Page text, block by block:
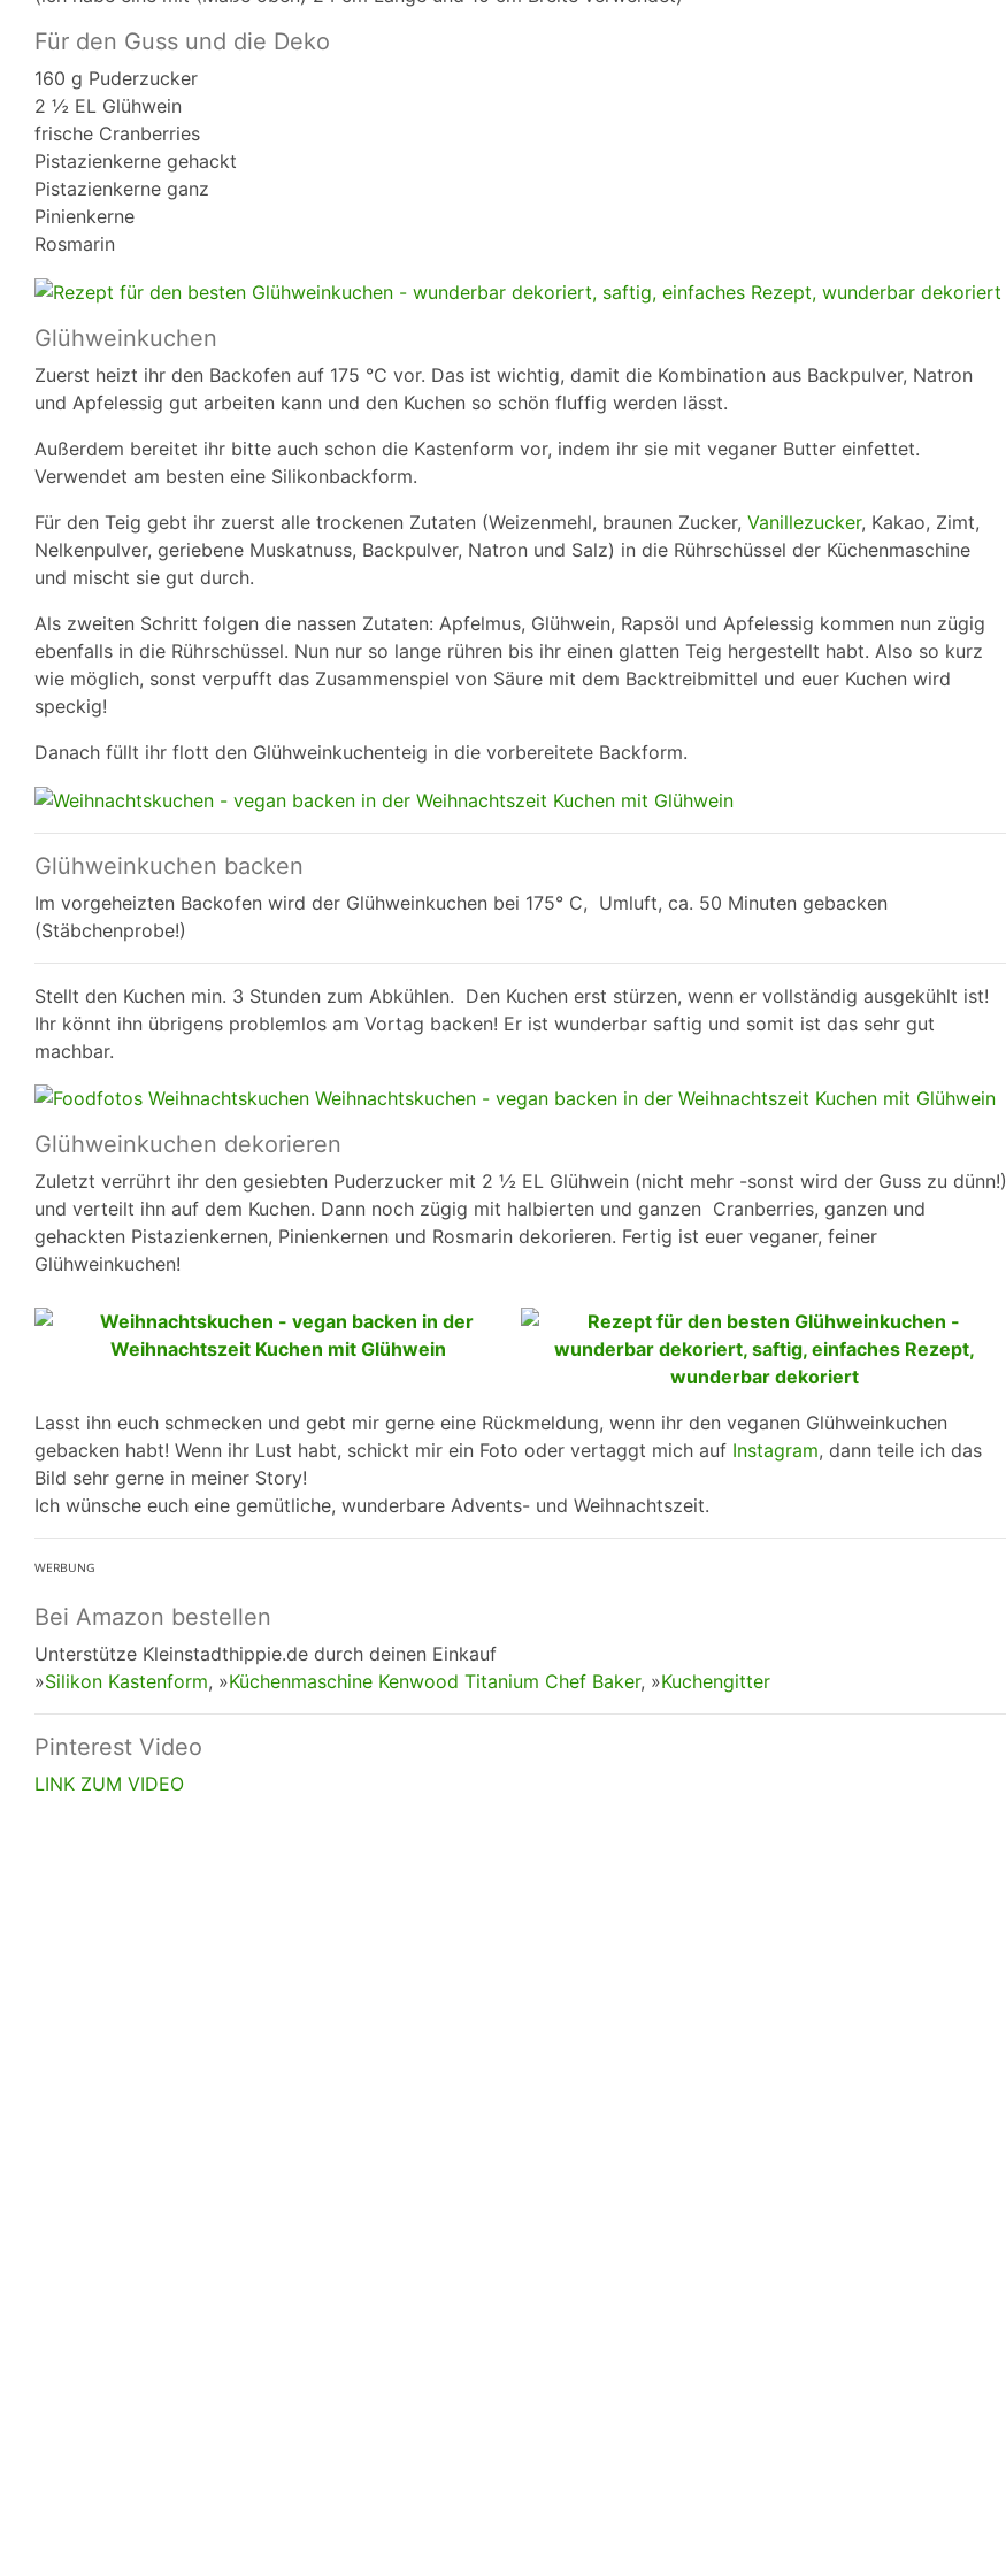
Für den Guss und die Deko
160 g Puderzucker
2 ½ EL Glühwein
frische Cranberries
Pistazienkerne gehackt
Pistazienkerne ganz
Pinienkerne
Rosmarin
Glühweinkuchen
Zuerst heizt ihr den Backofen auf 175 °C vor. Das ist wichtig, damit die Kombination aus Backpulver, Natron
und Apfelessig gut arbeiten kann und den Kuchen so schön fluffig werden lässt.
Außerdem bereitet ihr bitte auch schon die Kastenform vor, indem ihr sie mit veganer Butter einfettet.
Verwendet am besten eine Silikonbackform.
Für den Teig gebt ihr zuerst alle trockenen Zutaten (Weizenmehl, braunen Zucker, Vanillezucker, Kakao, Zimt,
Nelkenpulver, geriebene Muskatnuss, Backpulver, Natron und Salz) in die Rührschüssel der Küchenmaschine
und mischt sie gut durch.
Als zweiten Schritt folgen die nassen Zutaten: Apfelmus, Glühwein, Rapsöl und Apfelessig kommen nun zügig
ebenfalls in die Rührschüssel. Nun nur so lange rühren bis ihr einen glatten Teig hergestellt habt. Also so kurz
wie möglich, sonst verpufft das Zusammenspiel von Säure mit dem Backtreibmittel und euer Kuchen wird
speckig!
Danach füllt ihr flott den Glühweinkuchenteig in die vorbereitete Backform.
Glühweinkuchen backen
Im vorgeheizten Backofen wird der Glühweinkuchen bei 175° C, Umluft, ca. 50 Minuten gebacken
(Stäbchenprobe!)
Stellt den Kuchen min. 3 Stunden zum Abkühlen. Den Kuchen erst stürzen, wenn er vollständig ausgekühlt ist!
Ihr könnt ihn übrigens problemlos am Vortag backen! Er ist wunderbar saftig und somit ist das sehr gut
machbar.
Glühweinkuchen dekorieren
Zuletzt verrührt ihr den gesiebten Puderzucker mit 2 ½ EL Glühwein (nicht mehr -sonst wird der Guss zu dünn!)
und verteilt ihn auf dem Kuchen. Dann noch zügig mit halbierten und ganzen Cranberries, ganzen und
gehackten Pistazienkernen, Pinienkernen und Rosmarin dekorieren. Fertig ist euer veganer, feiner
Glühweinkuchen!
Lasst ihn euch schmecken und gebt mir gerne eine Rückmeldung, wenn ihr den veganen Glühweinkuchen
gebacken habt! Wenn ihr Lust habt, schickt mir ein Foto oder vertaggt mich auf Instagram, dann teile ich das
Bild sehr gerne in meiner Story!
Ich wünsche euch eine gemütliche, wunderbare Advents- und Weihnachtszeit.
ᵂᴱᴿᴮᵁᴺᴳ
Bei Amazon bestellen
Unterstütze Kleinstadthippie.de durch deinen Einkauf
»Silikon Kastenform, »Küchenmaschine Kenwood Titanium Chef Baker, »Kuchengitter
Pinterest Video
LINK ZUM VIDEO